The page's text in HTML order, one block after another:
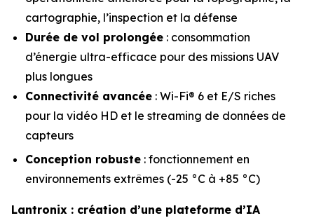
cartographie, l’inspection et la défense
Durée de vol prolongée : consommation
d’énergie ultra-efficace pour des missions UAV
plus longues
Connectivité avancée : Wi-Fi® 6 et E/S riches
pour la vidéo HD et le streaming de données de
capteurs
Conception robuste : fonctionnement en
environnements extrêmes (-25 °C à +85 °C)
Lantronix : création d’une plateforme d’IA